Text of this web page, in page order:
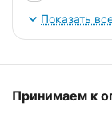
MC
MP Cut &
MP Long
MP
Multi Stand
Показать
Принимаем к